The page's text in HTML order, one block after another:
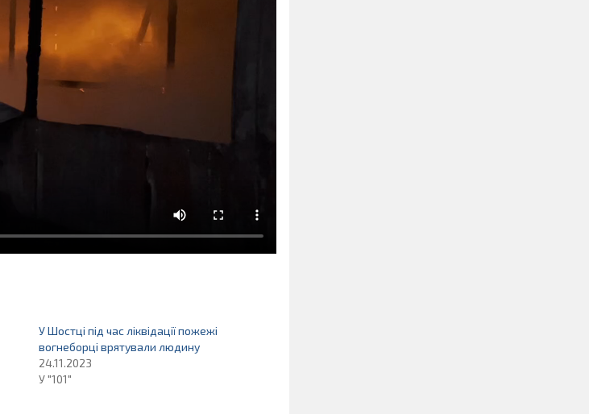
У Шостці під час ліквідації пожежі
вогнеборці врятували людину
24.11.2023
У "101"